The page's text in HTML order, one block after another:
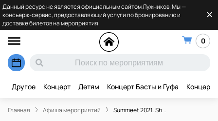
Данный ресурс не является официальным сайтом Лужников. Мы —
консьерж-сервис, предоставляющий услуги по бронированию и
доставке билетов на мероприятия.
0
Другое Концерт Детям Концерт Басты и Гуфа Концерт
Главная Афиша мероприятий Summeet 2021. Sh...